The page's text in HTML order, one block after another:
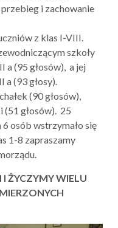
i zachowanie
z klas I-VIII.
szkoły
a (95 głosów), a jej
(93 głosy).
(90 głosów),
głosów). 25
6 osób wstrzymało się
1-8 zapraszamy
ŻYCZYMY WIELU